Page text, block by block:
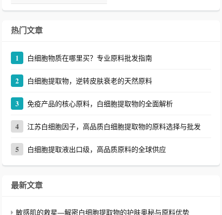
热门文章
1 白细胞物质在哪里买？专业原料批发指南
2 白细胞提取物，逆转皮肤衰老的天然原料
3 免疫产品的核心原料，白细胞提取物的全面解析
4 江苏白细胞因子，高品质白细胞提取物的原料选择与批发
5 白细胞提取液出口级，高品质原料的全球供应
最新文章
敏感肌的救星—解密白细胞提取物的护肤奥秘与原料优势